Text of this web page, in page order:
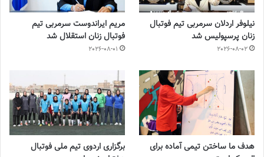
نیلوفر اردلان سرمربی تیم فوتبال
زنان پرسپولیس شد
2026-08-02
مریم ایراندوست سرمربی تیم
فوتبال زنان استقلال شد
2026-08-01
هدف ما ساختن تیمی آماده برای
برگزاری اردوی تیم ملی فوتبال